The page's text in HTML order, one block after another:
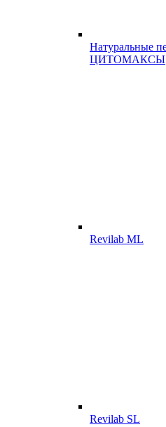
Натуральные
ЦИТОМАКСЫ
Revilab ML
Revilab SL